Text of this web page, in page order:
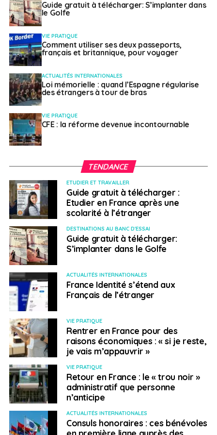
Un accompagnement
personnalisé
Financé par la province et par IRCC, l’organisme a pour
but « d’aider les francophonesPVTistes
salariés à prendre le bon départ enColombie-
Britannique
directrice générale depuis septembre 2022. Elle-même
est arrivée de France en 2020. Répartis dans la
province -essentiellement via des bureaux à
Vancouver, Victoria et New Westminster, dans la vallée
du Fraser et Tri-Cities- les treize représentants du
programme d’immigration proposent un
accompagnement 100% gratuit et individualisé à 1200
personnes chaque année.
Webinaires, rendez-vous pour définir leurs besoins et
plans d’action personnalisés font partie des dispositifs
mis en place. « Nous sommes à leur côté dès qu’ils
reçoivent une lettre du gouvernement acceptant leur
visa, et jusqu’à l’accès à la citoyenneté », explique-t-on
à la tête du Relais francophone.
« Vivre en français
ailleurs qu’au Québec »
« Sur place, nous les orientons sur le plan administratif
pour avoir un numéro de sécurité sociale et ouvrir un
compte bancaire, poursuit la structure. Nous pouvons
aussi aller chercher des gens à l’aéroport ou leur offrir
des cours de confiance en soi. Il y a un vrai effort en
Colombie-Britannique pour aider ceux qui arrivent. » Elle
facilite par ailleurs la mise en contact avec la
communauté francophone lors de soirées d’accueil.
Guide gratuit à télécharger: S’implanter dans
le Golfe
VIE PRATIQUE
Comment utiliser ses deux passeports,
français et britannique, pour voyager
ACTUALITÉS INTERNATIONALES
Loi mémorielle : quand l’Espagne régularise
des étrangers à tour de bras
VIE PRATIQUE
CFE : la réforme devenue incontournable
TENDANCE
ETUDIER ET TRAVAILLER
Guide gratuit à télécharger :
Etudier en France après une
scolarité à l’étranger
DESTINATIONS AU BANC D'ESSAI
Guide gratuit à télécharger:
S’implanter dans le Golfe
ACTUALITÉS INTERNATIONALES
France Identité s’étend aux
Français de l’étranger
VIE PRATIQUE
Rentrer en France pour des
raisons économiques : « si je reste,
je vais m’appauvrir »
VIE PRATIQUE
Retour en France : le « trou noir »
administratif que personne
n’anticipe
ACTUALITÉS INTERNATIONALES
Consuls honoraires : ces bénévoles
en première ligne auprès des